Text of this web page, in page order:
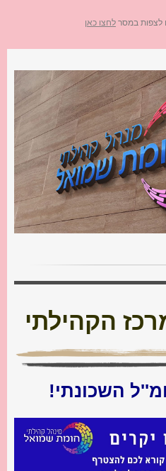
לצפות במסר לחצו כאן
הקהילתי
השכונתי!